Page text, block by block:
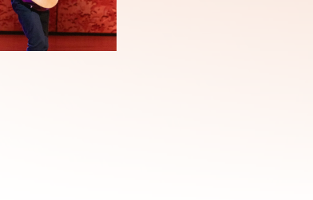
PH-
220126-
3985b_wb